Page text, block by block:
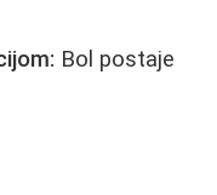
Bol postaje